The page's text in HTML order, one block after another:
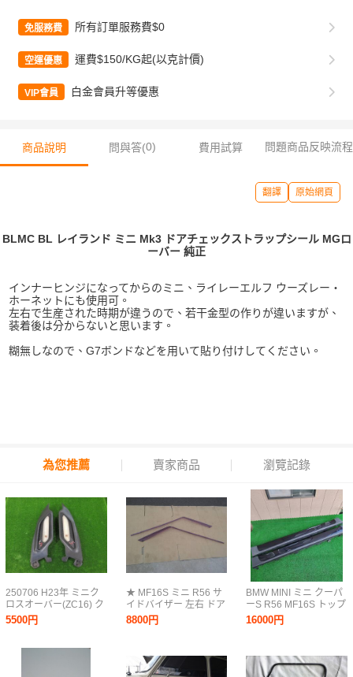
免服務費 所有訂單服務費$0
空運優惠 運費$150/KG起(以克計價)
VIP會員 白金會員升等優惠
商品說明 問與答(0) 費用試算 問題商品反映流程
翻譯 原始網頁
BLMC BL レイランド ミニ Mk3 ドアチェックストラップシール MGロ
ーバー 純正
インナーヒンジになってからのミニ、ライレーエルフ ウーズレー・
ホーネットにも使用可。
左右で生産された時期が違うので、若干金型の作りが違いますが、
装着後は分からないと思います。
糊無しなので、G7ボンドなどを用いて貼り付けしてください。
為您推薦 賣家商品 瀏覽記錄
250706 H23年 ミニク
ロスオーバー(ZC16) ク
ーパーS 純正 サイドマ
ーカー 左右セット
5500円
★ MF16S ミニ R56 サ
イドバイザー 左右 ドア
バイザー ★ BMWミニ
MINI ME14 MF16 SU16
8800円
BMW MINI ミニ クーパ
ーS R56 MF16S トップ
サン サイドステップ サ
イドスポイラー
16000円